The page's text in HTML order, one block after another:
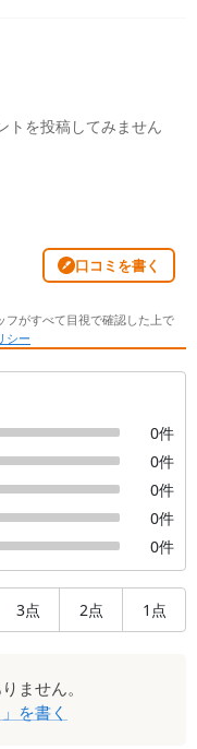
トを投稿してみません
口コミを書く
フがすべて目視で確認した上で
シー
0件
0件
0件
0件
0件
3点 2点 1 点
ません。
を書く